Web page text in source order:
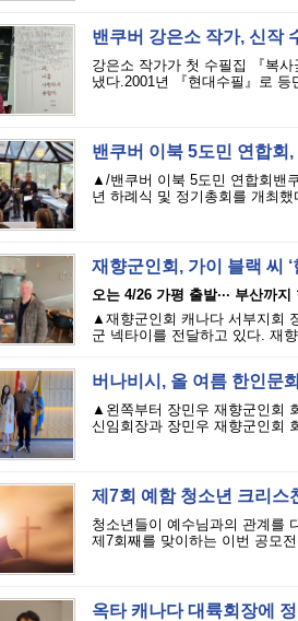
밴쿠버 강은소 작가, 신작
강은소 작가가 첫 수필집 『복
냈다.2001년 『현대수필』로
밴쿠버 이북 5도민 연합
▲/밴쿠버 이북 5도민 연합회밴
년 하례식 및 정기총회를 개최
재향군인회, 가이 블랙 씨
오는 4/26 가평 출발··· 부산까
▲재향군인회 캐나다 서부지회
군 넥타이를 전달하고 있다. 재
버나비시, 올 여름 한인문
▲왼쪽부터 장민우 재향군인회
신임회장과 장민우 재향군인회
제7회 예함 청소년 크리스
청소년들이 예수님과의 관계를
제7회째를 맞이하는 이번 공모
옥타 캐나다 대륙회장에